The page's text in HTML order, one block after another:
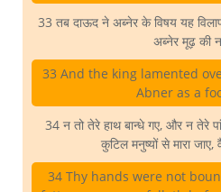
33 तब दाऊद ने अब्नेर के विषय यह
अब्नेर मूढ़ की
33 And the king lamented
Abner as a
34 न तो तेरे हाथ बान्धे गए, और न तेरे
कुटिल मनुष्यों से मारा जाए,
34 Thy hands were not